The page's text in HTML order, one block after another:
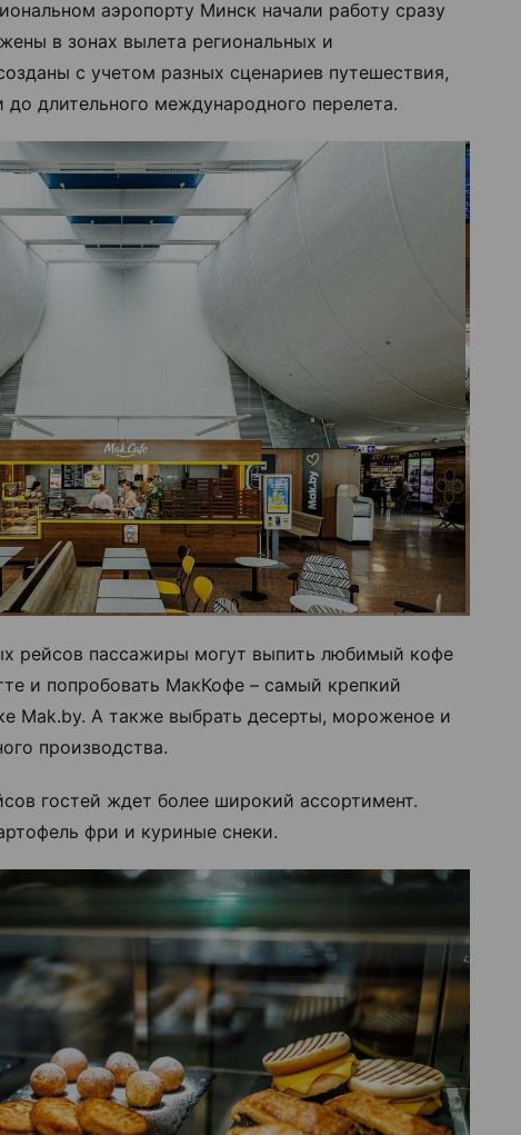
аэропорту Минск начали работу сразу
в зонах вылета региональных и
с учетом разных сценариев путешествия,
длительного международного перелета.
рейсов пассажиры могут выпить любимый кофе
и попробовать МакКофе – самый крепкий
Mak.by. А также выбрать десерты, мороженое и
производства.
гостей ждет более широкий ассортимент.
фри и куриные снеки.